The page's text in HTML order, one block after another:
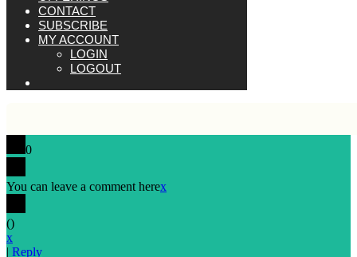
CONTACT
SUBSCRIBE
MY ACCOUNT
LOGIN
LOGOUT
0
You can leave a comment herex
()
x
| Reply